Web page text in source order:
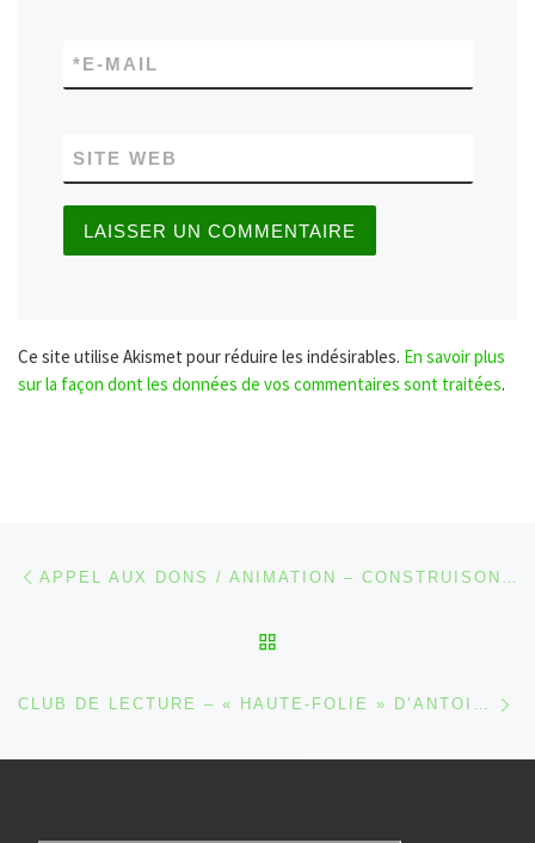
E-MAIL
*
SITE WEB
Ce site utilise Akismet pour réduire les indésirables. En savoir plus
sur la façon dont les données de vos commentaires sont traitées.
Parcourir les articles
CLUB DE LECTURE – « HAUTE-FOLIE » D’ANTOINE WAUTERS